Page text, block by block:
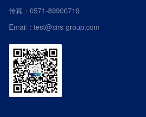
传真：0571-89900719
Email：test@cirs-group.com